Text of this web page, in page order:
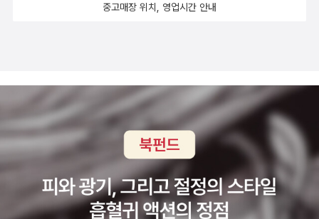
중고매장 위치, 영업시간 안내